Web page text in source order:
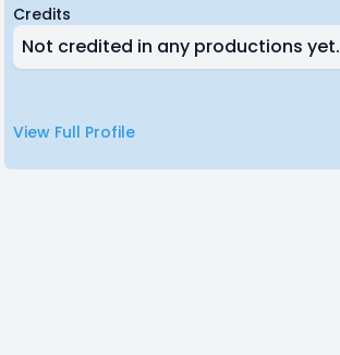
Credits
Not credited in any productions yet.
View Full Profile